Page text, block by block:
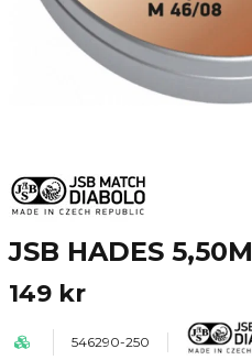
JSB HADES
149 kr
546290-250